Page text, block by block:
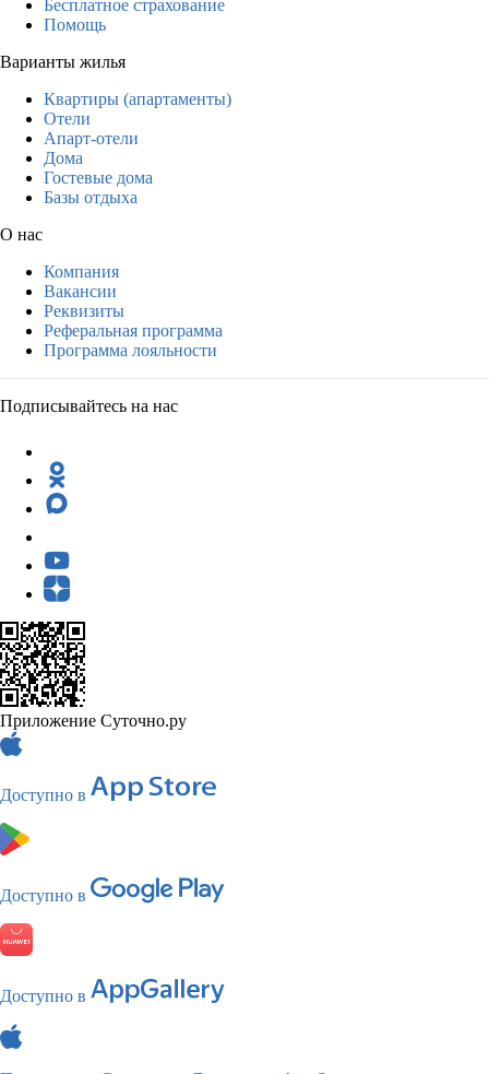
Бесплатное страхование
Помощь
Варианты жилья
Квартиры (апартаменты)
Отели
Апарт-отели
Дома
Гостевые дома
Базы отдыха
О нас
Компания
Вакансии
Реквизиты
Реферальная программа
Программа лояльности
Подписывайтесь на нас
Приложение Суточно.ру
Доступно в
Доступно в
Доступно в